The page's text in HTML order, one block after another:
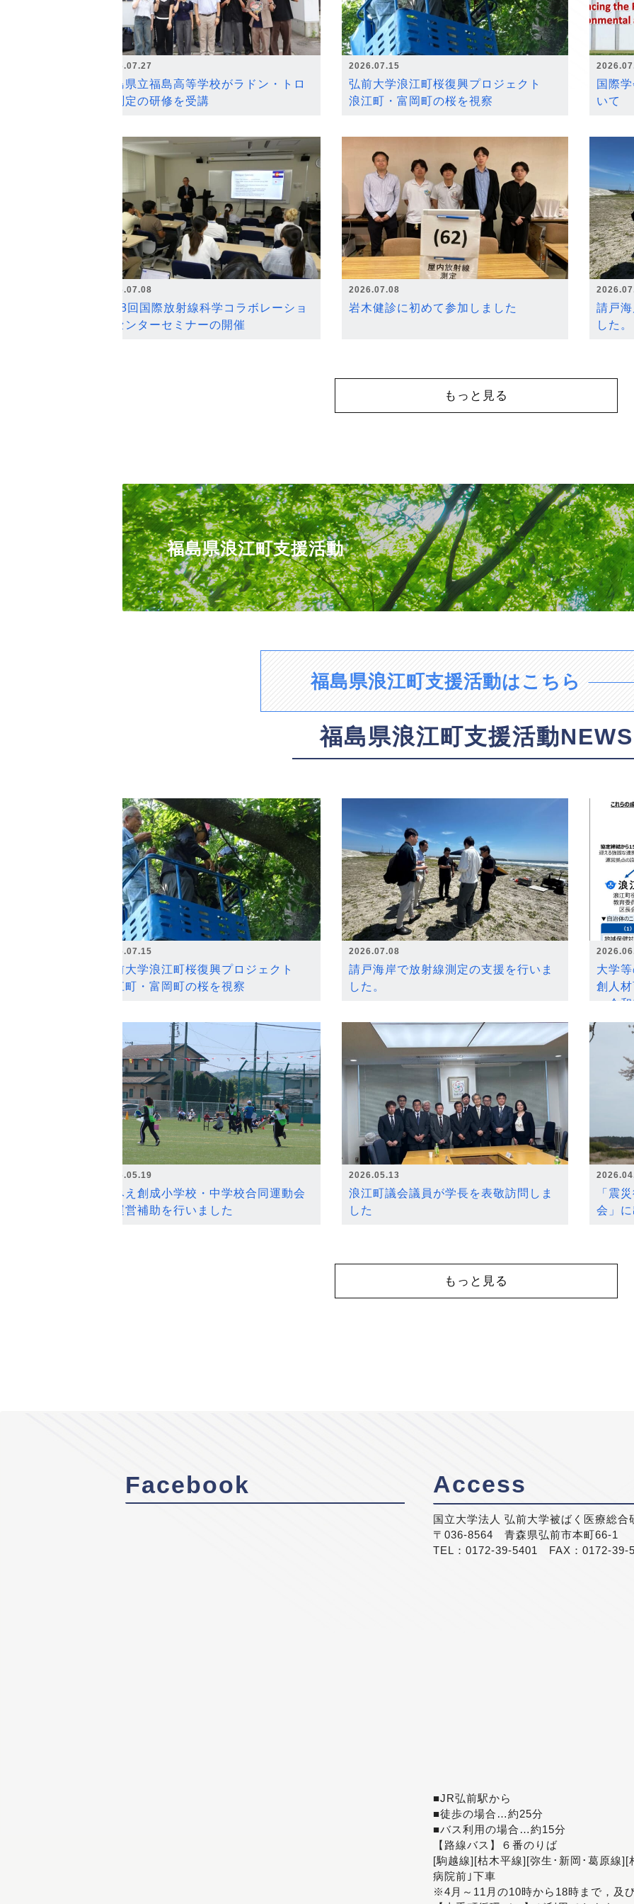
2026.07.27
福島県立福島高等学校がラドン・トロ
ン測定の研修を受講
2026.07.15
弘前大学浪江町桜復興プロジェクト
浪江町・富岡町の桜を視察
国際
いて
2026.07.08
第18回国際放射線科学コラボレーショ
ンセンターセミナーの開催
2026.07.08
岩木健診に初めて参加しました
請戸
した。
もっと見る
福島県浪江町支援活動
福島県浪江町支援活動はこちら
福島県浪江町支援活動NEWS
2026.07.15
弘前大学浪江町桜復興プロジェクト
浪江町・富岡町の桜を視察
2026.07.08
請戸海岸で放射線測定の支援を行いま
した。
大学
創人
～令
2026.05.19
なみえ創成小学校・中学校合同運動会
の運営補助を行いました
2026.05.13
浪江町議会議員が学長を表敬訪問しま
した
「震
会」
もっと見る
Facebook Access
国立大学法人 弘前大学被ばく医療総合
〒036-8564 青森県弘前市本町66-1
TEL：0172-39-5401 FAX：0172-39-
■JR弘前駅から
■徒歩の場合…約25分
■バス利用の場合…約15分
【路線バス】６番のりば
[駒越線][枯木平線][弥生･新岡･葛原線
病院前｣下車
※4月～11月の10時から18時まで，及